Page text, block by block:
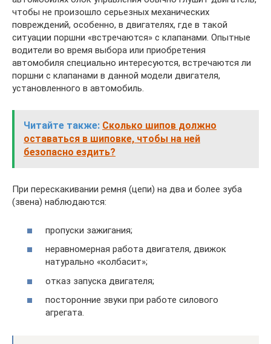
чтобы не произошло серьезных механических
повреждений, особенно, в двигателях, где в такой
ситуации поршни «встречаются» с клапанами. Опытные
водители во время выбора или приобретения
автомобиля специально интересуются, встречаются ли
поршни с клапанами в данной модели двигателя,
установленного в автомобиль.
Читайте также: Сколько шипов должно
оставаться в шиповке, чтобы на ней
безопасно ездить?
При перескакивании ремня (цепи) на два и более зуба
(звена) наблюдаются:
пропуски зажигания;
неравномерная работа двигателя, движок
натурально «колбасит»;
отказ запуска двигателя;
посторонние звуки при работе силового
агрегата.